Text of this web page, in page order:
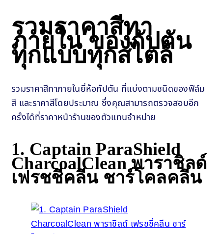
รวมราคาสีทา
ภายใน ของกัปตัน
ทุกแบบทุกสไตล์
รวมราคาสีทาภายในยี่ห้อกัปตัน ที่แบ่งตามชนิดของฟิล์ม
สี และราคาสีโดยประมาณ ซึ่งคุณสามารถตรวจสอบอีก
ครั้งได้ที่ราคาหน้าร้านของตัวแทนจำหน่าย
1. Captain ParaShield
CharcoalClean พาราชิลด์
เฟรชชี่คลีน ชาร์โคลคลีน